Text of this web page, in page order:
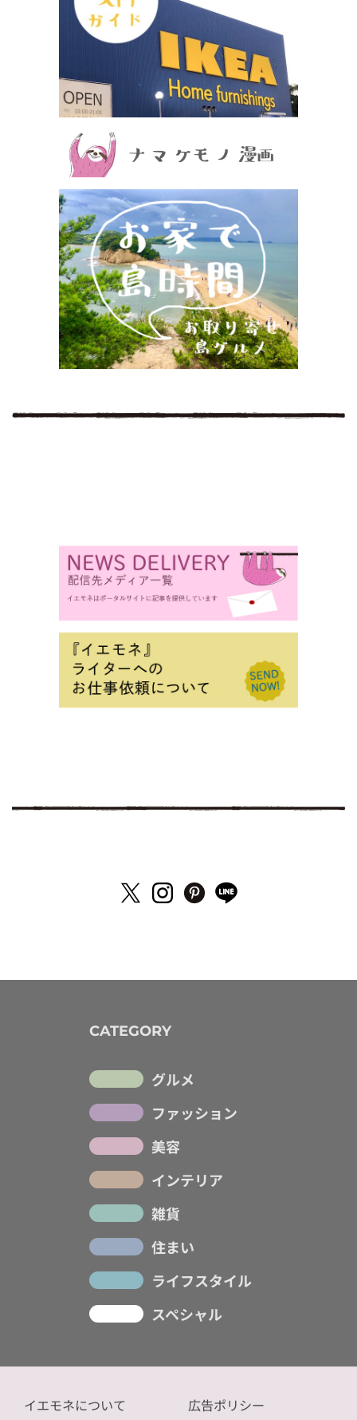
CATEGORY
グルメ
ファッション
美容
インテリア
雑貨
住まい
ライフスタイル
スペシャル
イエモネについて 広告ポリシー